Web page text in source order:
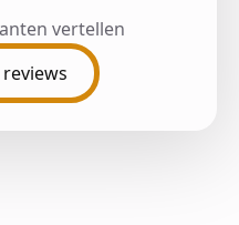
vertellen